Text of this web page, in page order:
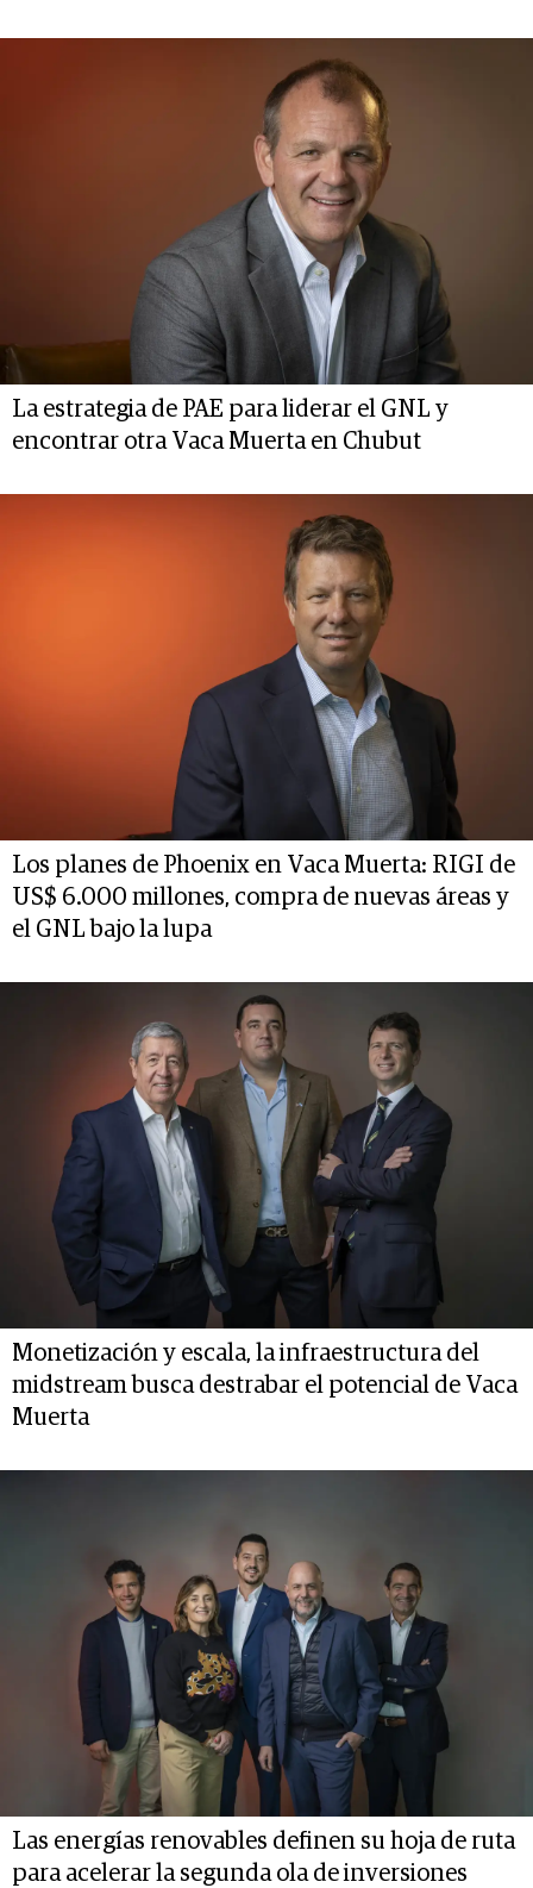
La estrategia de PAE para liderar el GNL y
encontrar otra Vaca Muerta en Chubut
Los planes de Phoenix en Vaca Muerta: RIGI de
US$ 6.000 millones, compra de nuevas áreas y
el GNL bajo la lupa
Monetización y escala, la infraestructura del
midstream busca destrabar el potencial de Vaca
Muerta
Las energías renovables definen su hoja de ruta
para acelerar la segunda ola de inversiones